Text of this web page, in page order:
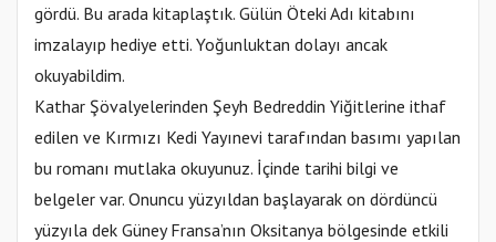
gördü. Bu arada kitaplaştık. Gülün Öteki Adı kitabını
imzalayıp hediye etti. Yoğunluktan dolayı ancak
okuyabildim.
Kathar Şövalyelerinden Şeyh Bedreddin Yiğitlerine ithaf
edilen ve Kırmızı Kedi Yayınevi tarafından basımı yapılan
bu romanı mutlaka okuyunuz. İçinde tarihi bilgi ve
belgeler var. Onuncu yüzyıldan başlayarak on dördüncü
yüzyıla dek Güney Fransa’nın Oksitanya bölgesinde etkili